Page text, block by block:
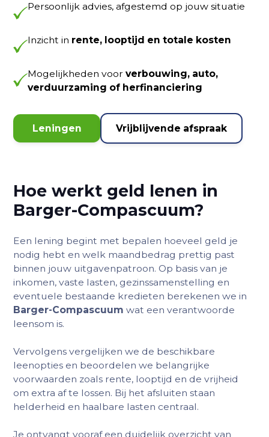
Persoonlijk advies, afgestemd op jouw situatie
Inzicht in rente, looptijd en totale kosten
Mogelijkheden voor verbouwing, auto,
verduurzaming of herfinanciering
Leningen Vrijblijvende afspraak
Hoe werkt geld lenen in
Barger-Compascuum?
Een lening begint met bepalen hoeveel geld je
nodig hebt en welk maandbedrag prettig past
binnen jouw uitgavenpatroon. Op basis van je
inkomen, vaste lasten, gezinssamenstelling en
eventuele bestaande kredieten berekenen we in
Barger-Compascuum wat een verantwoorde
leensom is.
Vervolgens vergelijken we de beschikbare
leenopties en beoordelen we belangrijke
voorwaarden zoals rente, looptijd en de vrijheid
om extra af te lossen. Bij het afsluiten staan
helderheid en haalbare lasten centraal.
Je ontvangt vooraf een duidelijk overzicht van